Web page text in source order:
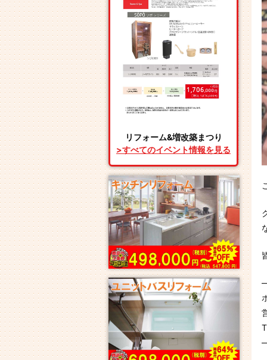
リフォーム&増改築まつり
>すべてのイベント情報を見る